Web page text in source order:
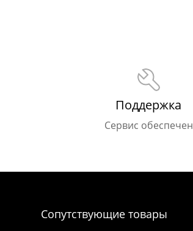
Поддержка
Сервис обеспечен
Сопутствующие товары